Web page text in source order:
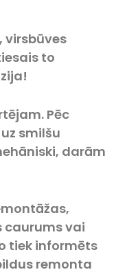
virsbūves
to
Pēc
smilšu
darām
caurums vai
tiek informēts
remonta